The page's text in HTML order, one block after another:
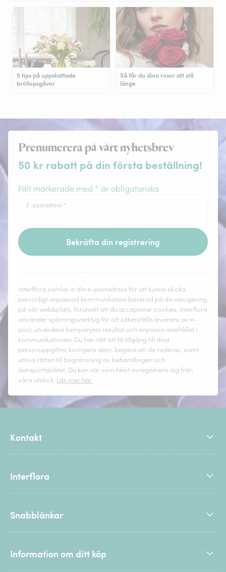
5 tips på uppskattade
bröllopsgåvor
Så får du dina rosor att stå
länge
Prenumerera på vårt nyhetsbrev
50 kr rabatt på din första beställning!
Fält markerade med * är obligatoriska
E-postadress *
Bekräfta din registrering
Interflora samlar in din e-postadress för att kunna skicka
personligt anpassad kommunikation baserad på din navigering
på vår webbplats, förutsatt att du accepterar cookies. Interflora
använder spårningsverktyg för att säkerställa leverans av e-
post, utvärdera kampanjers resultat och anpassa innehållet i
kommunikationen. Du har rätt att få tillgång till dina
personuppgifter, korrigera dem, begära att de raderas, samt
utöva rätten till begränsning av behandlingen och
dataportabilitet. Du kan när som helst avregistrera dig från
våra utskick. Läs mer här.
Kontakt
Interflora
Snabblänkar
Information om ditt köp